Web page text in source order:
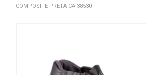
COMPOSITE PRETA CA 38530